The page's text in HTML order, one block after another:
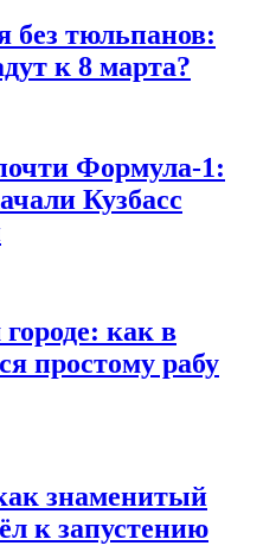
без тюльпанов:
к 8 марта?
Формула-1:
Кузбасс
как в
простому рабу
знаменитый
к запустению